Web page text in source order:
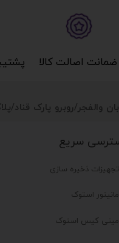
والفجر/روبرو پارک قناد/
تجهیزات ذخیره سازی
مانیتور استوک
مینی کیس استوک
سریع
ضمانت اصالت کالا​​​​​​​